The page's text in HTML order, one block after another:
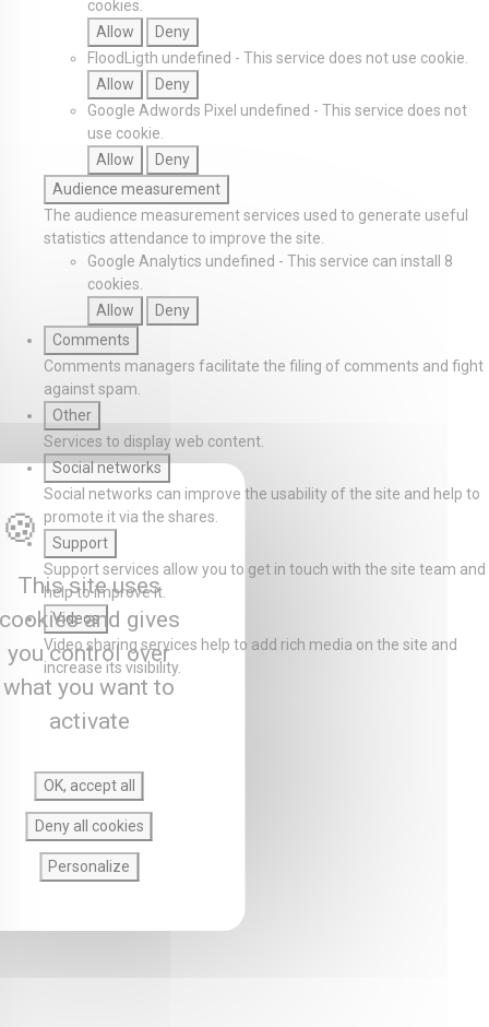
cookies.
Allow
Deny
FloodLigth undefined - This service does not use cookie.
Allow
Deny
Google Adwords Pixel undefined - This service does not
use cookie.
Allow
Deny
Audience measurement
The audience measurement services used to generate useful
statistics attendance to improve the site.
Google Analytics undefined - This service can install 8
cookies.
Allow
Deny
Comments
Comments managers facilitate the filing of comments and fight
against spam.
Other
Services to display web content.
Social networks
Social networks can improve the usability of the site and help to
promote it via the shares.
Support
Support services allow you to get in touch with the site team and
help to improve it.
Videos
Video sharing services help to add rich media on the site and
increase its visibility.
This site uses
and gives
you control over
what you want to
activate
OK, accept all
Deny all cookies
Personalize